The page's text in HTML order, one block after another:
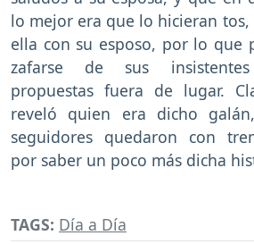
lo mejor era que lo hicieran tos,
ella con su esposo, por lo que
zafarse de sus
propuestas fuera de lugar.
reveló quien era dicho
seguidores quedaron con
por saber un poco más dicha
TAGS: Día a Día